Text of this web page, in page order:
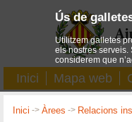
Inici Mapa web
Inici ->Àrees -> Relacions
Ús de
Utilitzem galletes
els nostres serveis.
considerem que